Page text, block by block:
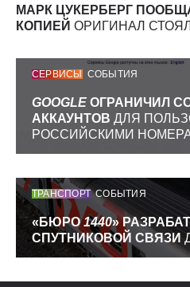
МАРК ЦУКЕРБЕРГ
КОПИЕЙ ОРИГИНАЛ
СЕРВИСЫ СОБЫТИЯ
GOOGLE ОГРАНИЧИЛ
АККАУНТОВ ДЛЯ
РОССИЙСКИМИ
ТРАНСПОРТ СОБЫТИЯ
«БЮРО1440»
СПУТНИКОВОЙ СВЯЗИ